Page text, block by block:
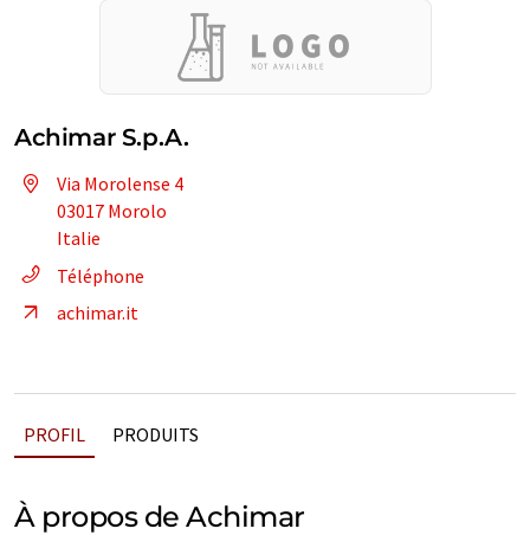
Achimar S.p.A.
Via Morolense 4
03017 Morolo
Italie
Téléphone
achimar.it
PROFIL PRODUITS
À propos de Achimar